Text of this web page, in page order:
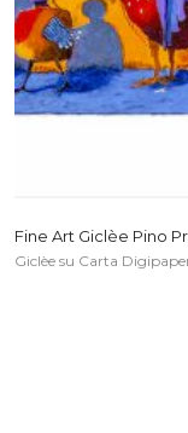
Fine Art Giclèe Pino
Giclèe su Carta